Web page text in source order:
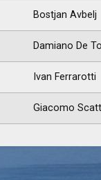
Bostjan Avbelj
Damiano De
Ivan Ferrarotti
Giacomo